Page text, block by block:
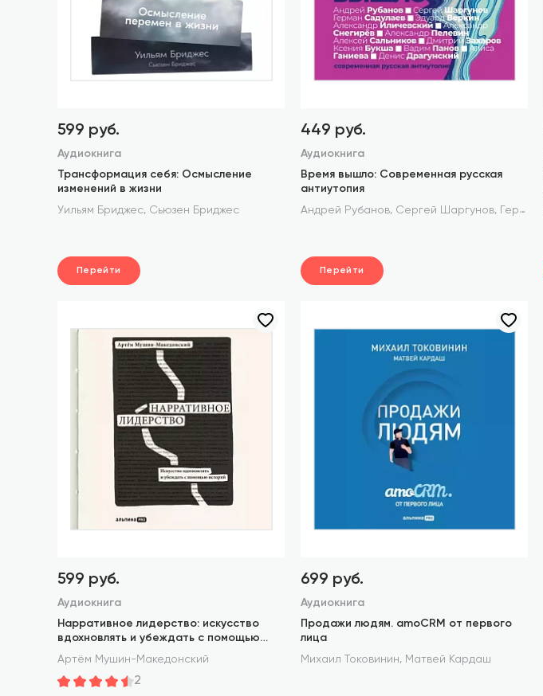
599 руб.
Аудиокнига
Трансформация себя: Осмысление
изменений в жизни
Уильям Бриджес, Сьюзен Бриджес
Перейти
449 руб.
Аудиокнига
Время вышло: Современная русская
антиутопия
Андрей Рубанов, Сергей Шаргунов, Герман Садулаев
Перейти
599 руб.
Аудиокнига
Нарративное лидерство: искусство
вдохновлять и убеждать с помощью
историй
Артём Мушин-Македонский
2
699 руб.
Аудиокнига
Продажи людям. amoCRM от первого
лица
Михаил Токовинин, Матвей Кардаш